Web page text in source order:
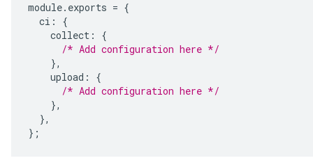
module. exports = {
ci :
{
collect :
{
/* Add configuration here */
},
upload :
{
/* Add configuration here */
},
},
};